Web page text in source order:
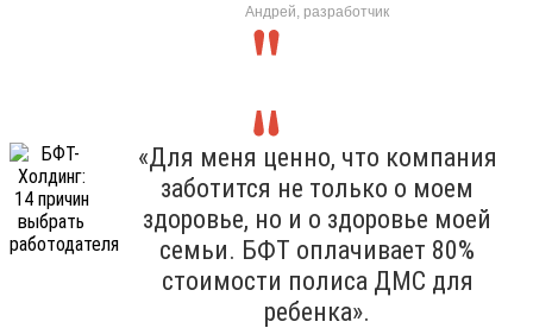
Андрей, разработчик
«Для меня ценно, что компания
заботится не только о моем
здоровье, но и о здоровье моей
семьи. БФТ оплачивает 80%
стоимости полиса ДМС для
ребенка».